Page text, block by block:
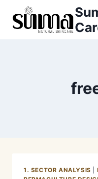
1. SECTOR ANALYSIS